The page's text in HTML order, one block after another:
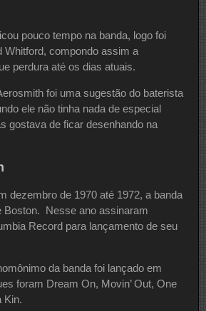
pouco tempo na banda, logo foi
Whitford, compondo assim a
perdura até os dias atuais.
foi uma sugestão do baterista
ele não tinha nada de especial
gostava de ficar desenhando na
dezembro de 1970 até 1972, a banda
Boston. Nesse ano assinaram
Record para lançamento de seu
da banda foi lançado em
foram Dream On, Movin’ Out, One
Kin.